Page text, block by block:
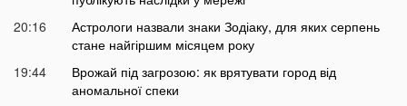
20:16
Астрологи назвали знаки Зодіаку, для яких серпень
стане найгіршим місяцем року
19:44
Врожай під загрозою: як врятувати город від
аномальної спеки